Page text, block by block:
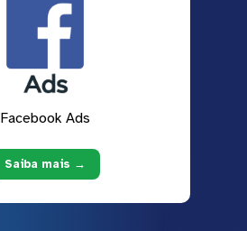
Facebook Ads
Saiba mais →